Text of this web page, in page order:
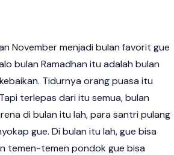
November menjadi bulan favorit gue
bulan Ramadhan itu adalah bulan
Tidurnya orang puasa itu
terlepas dari itu semua, bulan
di bulan itu lah, para santri pulang
gue. Di bulan itu lah, gue bisa
temen-temen pondok gue bisa